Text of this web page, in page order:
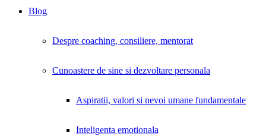
Blog
Despre coaching, consiliere, mentorat
Cunoastere de sine si dezvoltare personala
Aspiratii, valori si nevoi umane fundamentale
Inteligenta emotionala